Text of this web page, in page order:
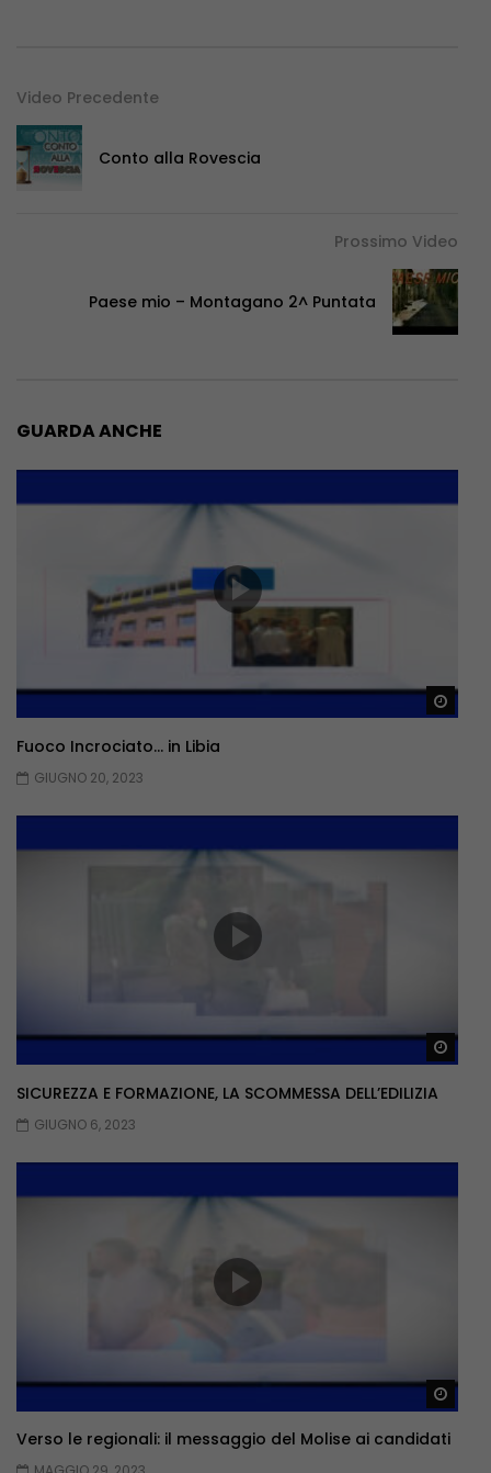
Video Precedente
Conto alla Rovescia
Prossimo Video
Paese mio – Montagano 2^ Puntata
GUARDA ANCHE
Fuoco Incrociato… in Libia
GIUGNO 20, 2023
SICUREZZA E FORMAZIONE, LA SCOMMESSA DELL’EDILIZIA
GIUGNO 6, 2023
Verso le regionali: il messaggio del Molise ai candidati